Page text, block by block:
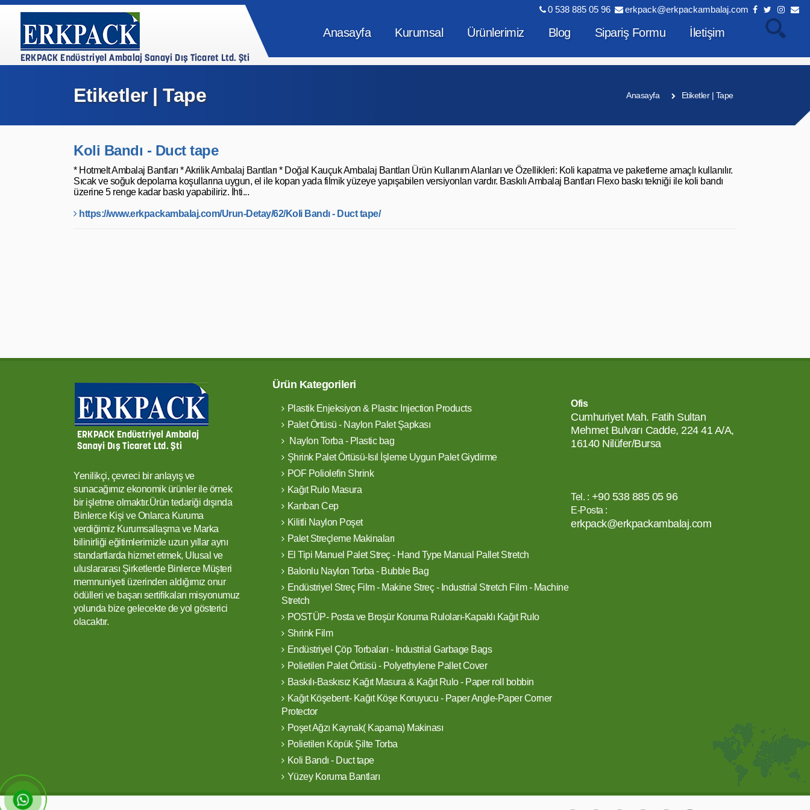
Anasayfa Kurumsal Ürünlerimiz Blog Sipariş Formu İletişim
0 538 885 05 96 erkpack@erkpackambalaj.com
Etiketler | Tape Anasayfa Etiketler | Tape
Koli Bandı - Duct tape
* Hotmelt Ambalaj Bantları * Akrilik Ambalaj Bantları * Doğal Kauçuk Ambalaj Bantları Ürün Kullanım Alanları ve Özellikleri: Koli kapatma ve paketleme amaçlı kullanılır.
Sıcak ve soğuk depolama koşullarına uygun, el ile kopan yada filmik yüzeye yapışabilen versiyonları vardır. Baskılı Ambalaj Bantları Flexo baskı tekniği ile koli bandı
üzerine 5 renge kadar baskı yapabiliriz. İhti...
https://www.erkpackambalaj.com/Urun-Detay/62/Koli Bandı - Duct tape/
Yenilikçi, çevreci bir anlayış ve
sunacağımız ekonomik ürünler ile örnek
bir işletme olmaktır.Ürün tedariği dışında
Binlerce Kişi ve Onlarca Kuruma
verdiğimiz Kurumsallaşma ve Marka
bilinirliği eğitimlerimizle uzun yıllar aynı
standartlarda hizmet etmek, Ulusal ve
uluslararası Şirketlerde Binlerce Müşteri
memnuniyeti üzerinden aldığımız onur
ödülleri ve başarı sertifikaları misyonumuz
yolunda bize gelecekte de yol gösterici
olacaktır.
Ürün Kategorileri
Plastik Enjeksiyon & Plastıc Injection Products
Palet Örtüsü - Naylon Palet Şapkası
Naylon Torba - Plastic bag
Şhrink Palet Örtüsü-Isıl İşleme Uygun Palet Giydirme
POF Poliolefin Shrink
Kağıt Rulo Masura
Kanban Cep
Kilitli Naylon Poşet
Palet Streçleme Makinaları
El Tipi Manuel Palet Streç - Hand Type Manual Pallet Stretch
Balonlu Naylon Torba - Bubble Bag
Endüstriyel Streç Film - Makine Streç - Industrial Stretch Film - Machine
Stretch
POSTÜP- Posta ve Broşür Koruma Ruloları-Kapaklı Kağıt Rulo
Shrink Film
Endüstriyel Çöp Torbaları - Industrial Garbage Bags
Polietilen Palet Örtüsü - Polyethylene Pallet Cover
Baskılı-Baskısız Kağıt Masura & Kağıt Rulo - Paper roll bobbin
Kağıt Köşebent- Kağıt Köşe Koruyucu - Paper Angle-Paper Corner
Protector
Poşet Ağzı Kaynak( Kapama) Makinası
Polietilen Köpük Şilte Torba
Koli Bandı - Duct tape
Yüzey Koruma Bantları
Ofis
Cumhuriyet Mah. Fatih Sultan
Mehmet Bulvarı Cadde, 224 41 A/A,
16140 Nilüfer/Bursa
Tel. : +90 538 885 05 96
E-Posta :
erkpack@erkpackambalaj.com